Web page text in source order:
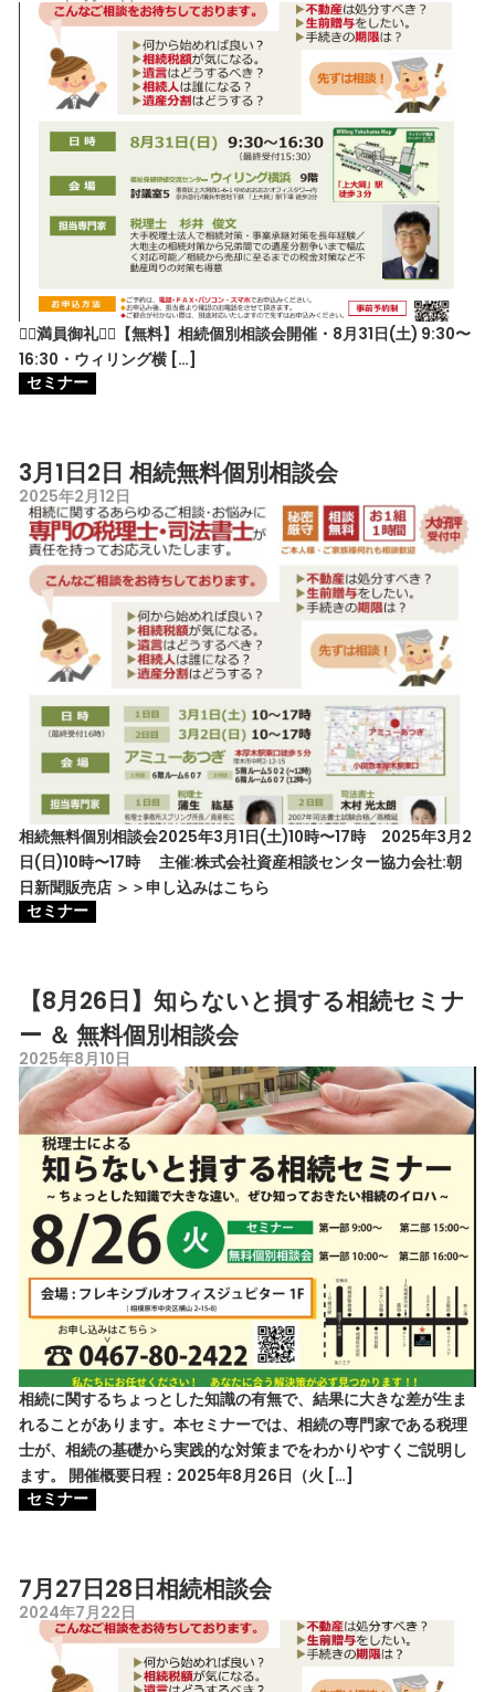
🙇‍♀️満員御礼🙇‍♀️【無料】相続個別相談会開催・8月31日(土) 9:30〜
16:30・ウィリング横 […]
セミナー
3月1日2日 相続無料個別相談会
2025年2月12日
相続無料個別相談会2025年3月1日(土)10時〜17時 2025年3月2
日(日)10時〜17時 主催:株式会社資産相談センター協力会社:朝
日新聞販売店 ＞＞申し込みはこちら
セミナー
【8月26日】知らないと損する相続セミナ
ー ＆ 無料個別相談会
2025年8月10日
相続に関するちょっとした知識の有無で、結果に大きな差が生ま
れることがあります。本セミナーでは、相続の専門家である税理
士が、相続の基礎から実践的な対策までをわかりやすくご説明し
ます。 開催概要日程：2025年8月26日（火 […]
セミナー
7月27日28日相続相談会
2024年7月22日